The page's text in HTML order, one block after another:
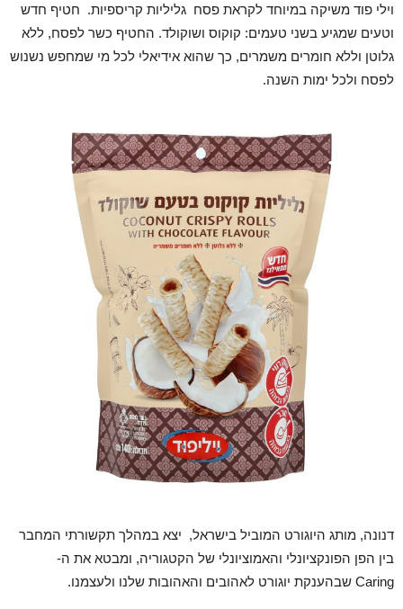
וילי פוד משיקה במיוחד לקראת פסח גליליות קריספיות. חטיף חדש
וטעים שמגיע בשני טעמים: קוקוס ושוקולד. החטיף כשר לפסח, ללא
גלוטן וללא חומרים משמרים, כך שהוא אידיאלי לכל מי שמחפש נשנוש
לפסח ולכל ימות השנה.
דנונה, מותג היוגורט המוביל בישראל, יצא במהלך תקשורתי המחבר
בין הפן הפונקציונלי והאמוציונלי של הקטגוריה, ומבטא את ה-
Caring שבהענקת יוגורט לאהובים והאהובות שלנו ולעצמנו.